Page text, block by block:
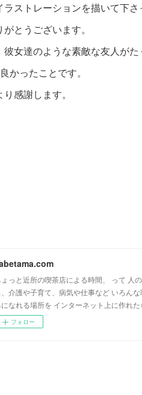
ストレーションを描いて下さ
とうございます。
彼女達のような素敵な友人が
かったことです。
感謝します。
ょっと近所の喫茶店による時間、 って 人
、介護や子育て、病気や仕事など いろん
になれる場所を インターネット上に作れた
フォロー